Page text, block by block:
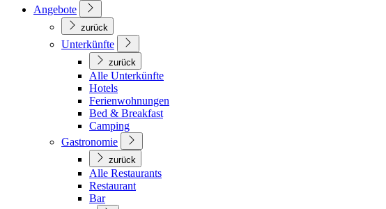
Angebote
zurück
Unterkünfte
zurück
Alle Unterkünfte
Hotels
Ferienwohnungen
Bed & Breakfast
Camping
Gastronomie
zurück
Alle Restaurants
Restaurant
Bar